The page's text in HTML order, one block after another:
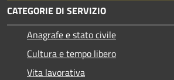
CATEGORIE DI SERVIZIO
Anagrafe e stato civile
Cultura e tempo libero
Vita lavorativa